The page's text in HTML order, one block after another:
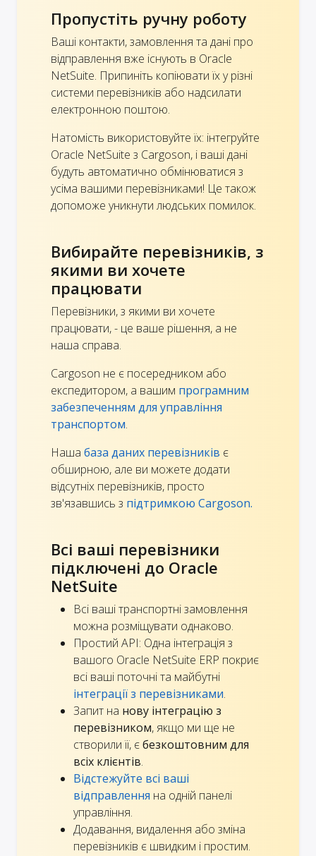
Пропустіть ручну роботу
Ваші контакти, замовлення та дані про
відправлення вже існують в Oracle
NetSuite. Припиніть копіювати їх у різні
системи перевізників або надсилати
електронною поштою.
Натомість використовуйте їх: інтегруйте
Oracle NetSuite з Cargoson, і ваші дані
будуть автоматично обмінюватися з
усіма вашими перевізниками! Це також
допоможе уникнути людських помилок.
Вибирайте перевізників, з
якими ви хочете
працювати
Перевізники, з якими ви хочете
працювати, - це ваше рішення, а не
наша справа.
Cargoson не є посередником або
експедитором, а вашим програмним
забезпеченням для управління
транспортом.
Наша база даних перевізників є
обширною, але ви можете додати
відсутніх перевізників, просто
зв'язавшись з підтримкою Cargoson.
Всі ваші перевізники
підключені до Oracle
NetSuite
Всі ваші транспортні замовлення
можна розміщувати однаково.
Простий API: Одна інтеграція з
вашого Oracle NetSuite ERP покриє
всі ваші поточні та майбутні
інтеграції з перевізниками.
Запит на нову інтеграцію з
перевізником, якщо ми ще не
створили її, єбезкоштовним для
всіх клієнтів.
Відстежуйте всі ваші
відправлення на одній панелі
управління.
Додавання, видалення або зміна
перевізників є швидким і простим.